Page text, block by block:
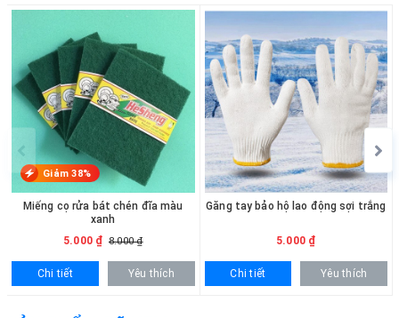
CÁCH THỨC MUA HÀNG
Khách hàng có thể đặt mua trực tiếp trên website bằng cách lựa
chọn kích thước và mẫu mã phù hợp. Ngoài ra, vui lòng liên hệ
hotline 0936.236.365 - 090.215.9818 để được hỗ trợ nhanh
chóng. Đối với khách hàng mua số lượng lớn sẽ được hỗ trợ báo
giá ưu đãi và giao hàng tận nơi.
Giảm 38%
Miếng cọ rửa bát chén đĩa màu
xanh
5.000 ₫ 8.000 ₫
Chi tiết Yêu thích
Găng tay bảo hộ lao động sợi trắng
5.000 ₫
Chi tiết Yêu thích